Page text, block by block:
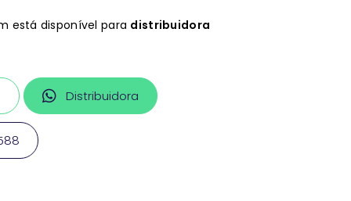
está disponível para distribuidora
Distribuidora